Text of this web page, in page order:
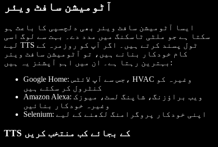
آٹومیشن سافٹ ویئر
ایسا آٹومیشن سافٹ ویئر بھی دلچسپی کا باعث ہو
سکتا ہے جو ملٹی ٹاسکنگ میں مدد دے۔ بہت سے لوگ اسی
لیے TTS ٹول پسند کرتے ہیں۔ اگر آپ کو روزمرہ کے
کام خودکار بنانے ہیں، تو آٹومیشن سافٹ ویئر
بہترین رہتا ہے۔ ان میں اہم آپشنز یہ ہیں:
Google Home: جس سے آپ لائٹس، HVAC وغیرہ کو
کنٹرول کر سکتے ہیں
Amazon Alexa: ویب براؤزنگ، شاپنگ لسٹ، میوزک
وغیرہ خودکار بنائیں
Selenium: اپنی خودکار پروگرامنگ لکھنے کے لیے
TTS کے بجائے کب منتخب کریں